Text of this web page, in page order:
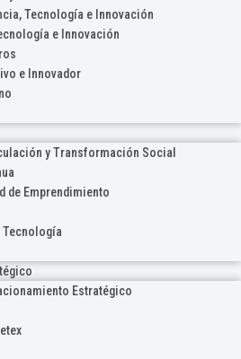
Tecnología e Innovación
e Innovación
e Innovador
y Transformación Social
de Emprendimiento
Estratégico